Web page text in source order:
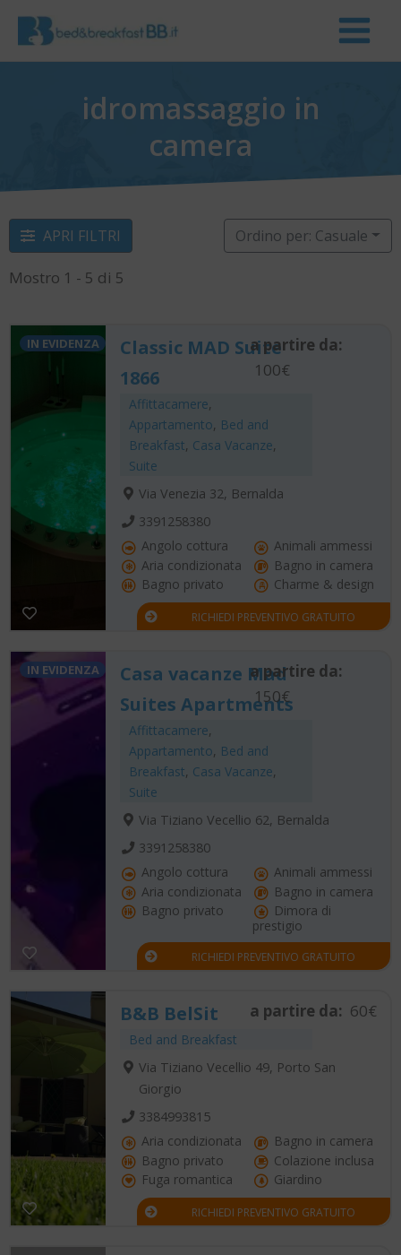
idromassaggio in
camera
APRI FILTRI
Mostro 1 - 5 di 5
Ordino per: Casuale
Classic MAD Suite
1866
Affittacamere,
Appartamento, Bed and
Breakfast, Casa Vacanze,
Suite
a partire da:
100€
Via Venezia 32, Bernalda
3391258380
Angolo cottura
Animali ammessi
Aria condizionata
Bagno in camera
Bagno privato
Charme & design
RICHIEDI PREVENTIVO GRATUITO
IN EVIDENZA
Casa vacanze Mad
Suites Apartments
Affittacamere,
Appartamento, Bed and
Breakfast, Casa Vacanze,
Suite
a partire da:
150€
Via Tiziano Vecellio 62, Bernalda
3391258380
Angolo cottura
Animali ammessi
Aria condizionata
Bagno in camera
Bagno privato
Dimora di
prestigio
RICHIEDI PREVENTIVO GRATUITO
IN EVIDENZA
B&B BelSit
Bed and Breakfast
a partire da: 60€
Via Tiziano Vecellio 49, Porto San
Giorgio
3384993815
Aria condizionata
Bagno in camera
Bagno privato
Colazione inclusa
Fuga romantica
Giardino
RICHIEDI PREVENTIVO GRATUITO